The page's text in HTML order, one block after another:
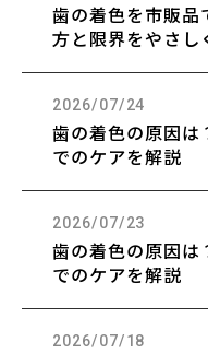
歯の着色を市販品
方と限界をやさし
2026/07/24
歯の着色の原因は
でのケアを解説
2026/07/23
歯の着色の原因は
でのケアを解説
2026/07/18